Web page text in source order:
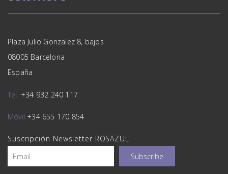
Plaza Julio Gonzalez 8, bajos
08005 Barcelona
España
Tel. +34 932 240 117
Móvil +34 655 170 854
Suscripción Newsletter ROSAZUL